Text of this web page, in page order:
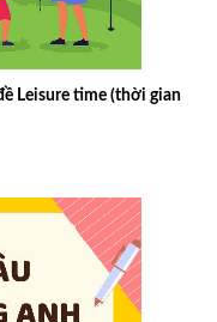
Leisure time (thời gian